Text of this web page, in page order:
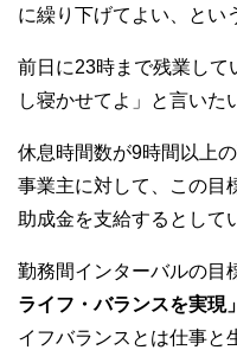
に繰り下げてよい、とい
前日に23時まで残業して
し寝かせてよ」と言いた
休息時間数が9時間以上
事業主に対して、この目
助成金を支給するとして
勤務間インターバルの目
ライフ・バランスを実現」
イフバランスとは仕事と